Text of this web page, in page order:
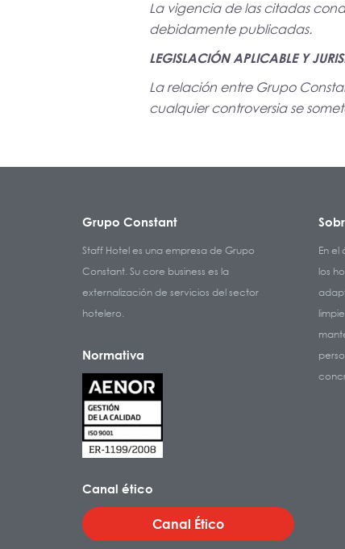
La vigencia de las citadas
debidamente publicadas.
LEGISLACIÓN APLICABLE Y
La relación entre Grupo
cualquier controversia se
Grupo Constant
Staff Hotel es una empresa de Grupo
Constant. Su core business es la
externalización de servicios del sector
hotelero.
Normativa
Canal ético
Canal Ético
En el
los